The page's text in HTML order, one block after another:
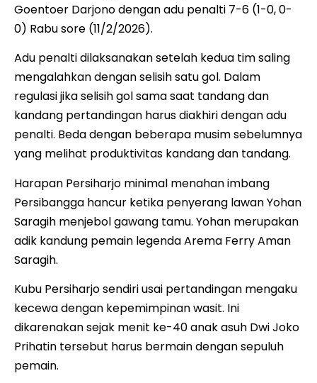
Goentoer Darjono dengan adu penalti 7-6 (1-0, 0-
0) Rabu sore (11/2/2026).
Adu penalti dilaksanakan setelah kedua tim saling
mengalahkan dengan selisih satu gol. Dalam
regulasi jika selisih gol sama saat tandang dan
kandang pertandingan harus diakhiri dengan adu
penalti. Beda dengan beberapa musim sebelumnya
yang melihat produktivitas kandang dan tandang.
Harapan Persiharjo minimal menahan imbang
Persibangga hancur ketika penyerang lawan Yohan
Saragih menjebol gawang tamu. Yohan merupakan
adik kandung pemain legenda Arema Ferry Aman
Saragih.
Kubu Persiharjo sendiri usai pertandingan mengaku
kecewa dengan kepemimpinan wasit. Ini
dikarenakan sejak menit ke-40 anak asuh Dwi Joko
Prihatin tersebut harus bermain dengan sepuluh
pemain.